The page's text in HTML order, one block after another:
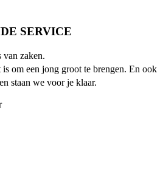
SERVICE
van zaken.
is om een jong groot te brengen. En ook
staan we voor je klaar.